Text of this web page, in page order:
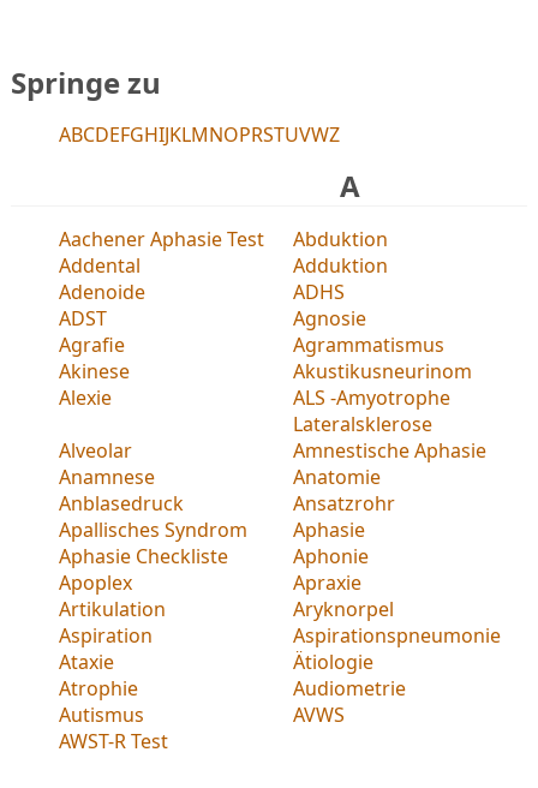
Springe zu
ABCDEFGHIJKLMNOPRSTUVWZ
A
Aachener Aphasie Test
Abduktion
Addental
Adduktion
Adenoide
ADHS
ADST
Agnosie
Agrafie
Agrammatismus
Akinese
Akustikusneurinom
Alexie
ALS -Amyotrophe
Lateralsklerose
Alveolar
Amnestische Aphasie
Anamnese
Anatomie
Anblasedruck
Ansatzrohr
Apallisches Syndrom
Aphasie
Aphasie Checkliste
Aphonie
Apoplex
Apraxie
Artikulation
Aryknorpel
Aspiration
Aspirationspneumonie
Ataxie
Ätiologie
Atrophie
Audiometrie
Autismus
AVWS
AWST-R Test